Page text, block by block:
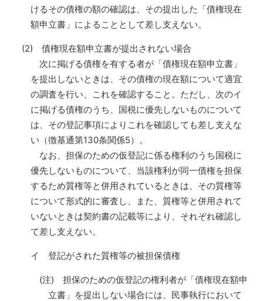
けるその債権の額の確認は、その提出した「債権現在
額申立書」によることとして差し支えない。
(2) 債権現在額申立書が提出されない場合
次に掲げる債権を有する者が「債権現在額申立書」
を提出しないときは、その債権の現在額について適宜
の調査を行い、これを確認すること。ただし、次のイ
に掲げる債権のうち、国税に優先しないものについて
は、その登記事項によりこれを確認しても差し支えな
い（徴基通第130条関係5）。
なお、担保のための仮登記に係る権利のうち国税に
優先しないものについて、当該権利が同一債権を担保
するため質権等と併用されているときは、その質権等
について形式的に審査し、また、質権等と併用されて
いないときは契約書の記載等により、それぞれ確認し
て差し支えない。
イ 登記がされた質権等の被担保債権
(注) 担保のための仮登記の権利者が「債権現在額申
立書」を提出しない場合には、民事執行において